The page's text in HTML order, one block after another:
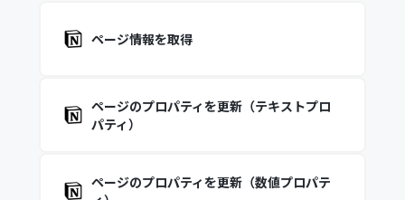
ページ情報を取得
ページのプロパティを更新（テキストプロ
パティ）
ページのプロパティを更新（数値プロパテ